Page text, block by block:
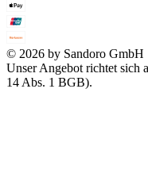
© 2026 by Sandoro GmbH
Unser Angebot richtet sich
14 Abs. 1 BGB).